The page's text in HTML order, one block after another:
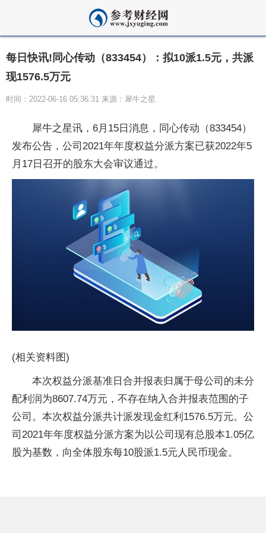
每日快讯!同心传动（833454）：拟10派1.5元，共派
现1576.5万元
时间：2022-06-16 05:36:31 来源：犀牛之星
犀牛之星讯，6月15日消息，同心传动（833454）
发布公告，公司2021年年度权益分派方案已获2022年5
月17日召开的股东大会审议通过。
(相关资料图)
本次权益分派基准日合并报表归属于母公司的未分
配利润为8607.74万元，不存在纳入合并报表范围的子
公司。本次权益分派共计派发现金红利1576.5万元。公
司2021年年度权益分派方案为以公司现有总股本1.05亿
股为基数，向全体股东每10股派1.5元人民币现金。